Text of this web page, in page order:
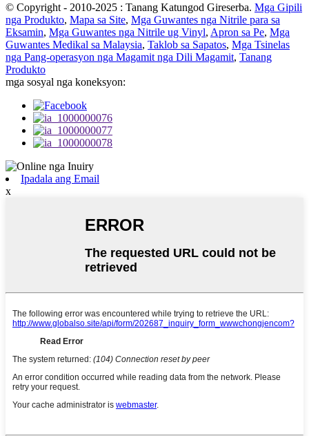
© Copyright - 2010-2025 : Tanang Katungod Gireserba. Mga Gipili
nga Produkto, Mapa sa Site, Mga Guwantes nga Nitrile para sa
Eksamin, Mga Guwantes nga Nitrile ug Vinyl, Apron sa Pe, Mga
Guwantes Medikal sa Malaysia, Taklob sa Sapatos, Mga Tsinelas
nga Pang-operasyon nga Magamit nga Dili Magamit, Tanang
Produkto
mga sosyal nga koneksyon:
Ipadala ang Email
x